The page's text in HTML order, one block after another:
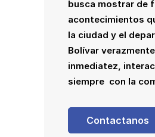
busca mostrar de
acontecimientos
la ciudad y el
Bolívar
inmediatez,
siempre con la
Contactanos